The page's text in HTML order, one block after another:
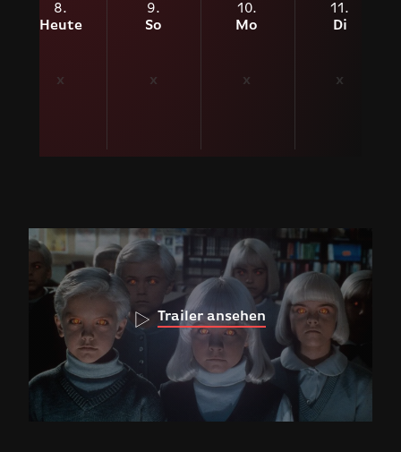
8.
Heute
9.
So
10.
Mo
11.
Di
Trailer ansehen